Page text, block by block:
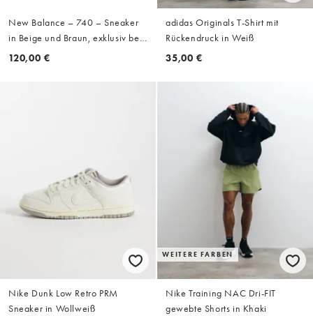
New Balance – 740 – Sneaker
in Beige und Braun, exklusiv bei
ASOS
120,00 €
adidas Originals T-Shirt mit
Rückendruck in Weiß
35,00 €
Nike Dunk Low Retro PRM
Sneaker in Wollweiß
WEITERE FARBEN
Nike Training NAC Dri-FIT
gewebte Shorts in Khaki